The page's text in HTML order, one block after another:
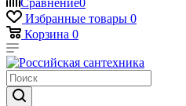
Сравнение0
Избранные товары 0
Корзина 0